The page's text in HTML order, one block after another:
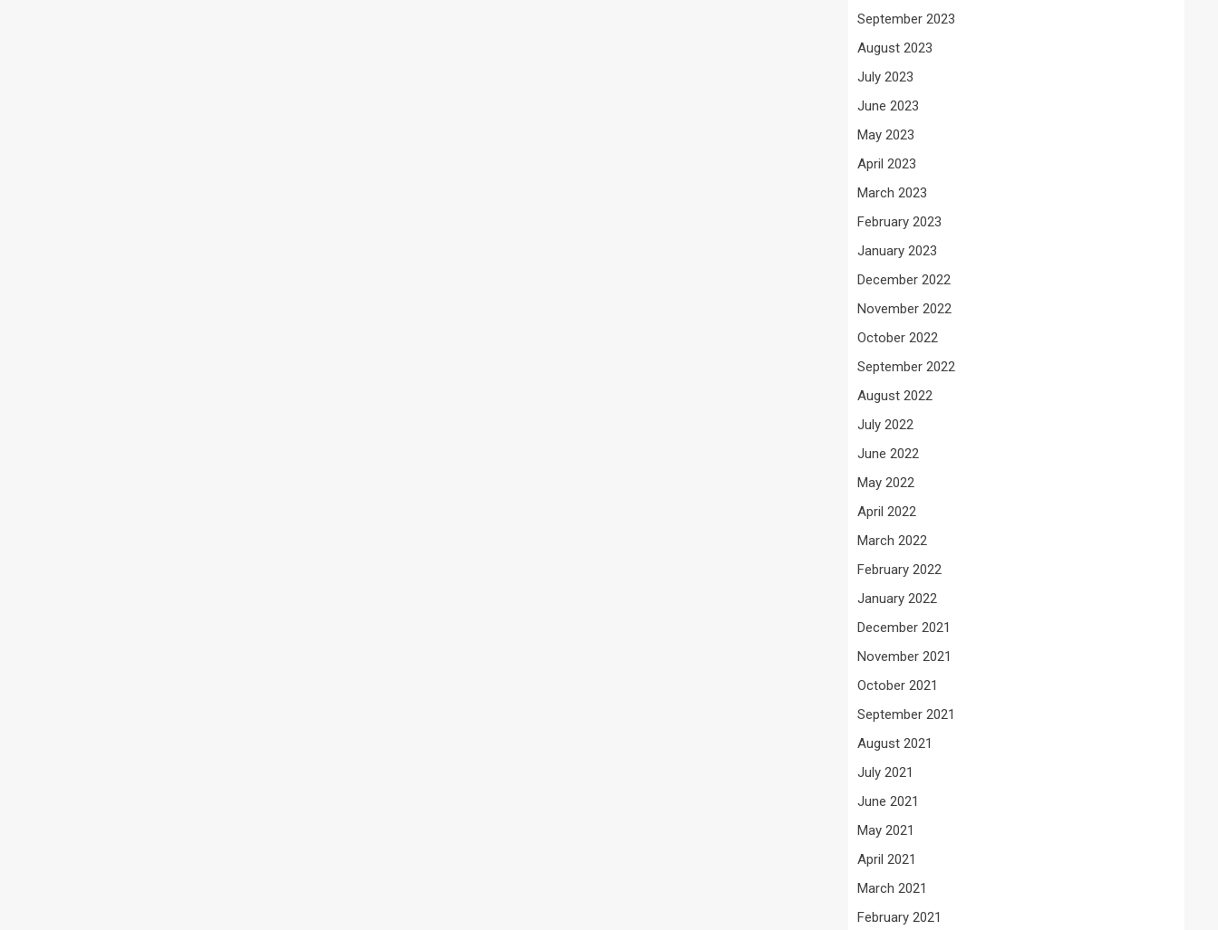
September 2023
August 2023
July 2023
June 2023
May 2023
April 2023
March 2023
February 2023
January 2023
December 2022
November 2022
October 2022
September 2022
August 2022
July 2022
June 2022
May 2022
April 2022
March 2022
February 2022
January 2022
December 2021
November 2021
October 2021
September 2021
August 2021
July 2021
June 2021
May 2021
April 2021
March 2021
February 2021